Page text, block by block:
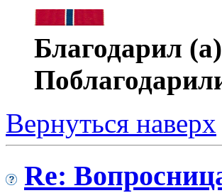
Благодарил
Вернуться наверх
Re: